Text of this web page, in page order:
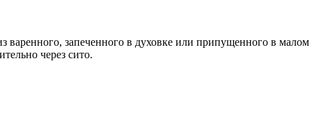
варенного, запеченного в духовке или припущенного в малом
через сито.